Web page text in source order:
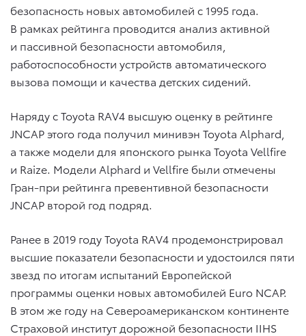
безопасность новых автомобилей с 1995 года.
В рамках рейтинга проводится анализ активной
и пассивной безопасности автомобиля,
работоспособности устройств автоматического
вызова помощи и качества детских сидений.
Наряду с Toyota RAV4 высшую оценку в рейтинге
JNCAP этого года получил минивэн Toyota Alphard,
а также модели для японского рынка Toyota Vellfire
и Raize. Модели Alphard и Vellfire были отмечены
Гран-при рейтинга превентивной безопасности
JNCAP второй год подряд.
Ранее в 2019 году Toyota RAV4 продемонстрировал
высшие показатели безопасности и удостоился пяти
звезд по итогам испытаний Европейской
программы оценки новых автомобилей Euro NCAP.
В этом же году на Североамериканском континенте
Страховой институт дорожной безопасности IIHS